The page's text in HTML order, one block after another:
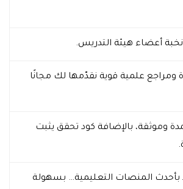
أعضاء هيئة التدريس.
ومراجع علمية قوية نقدّمها لك مجانًا
وموثقة، بالإضافة كود تحقق يثبت
المنصات التعليمية… بسهولة